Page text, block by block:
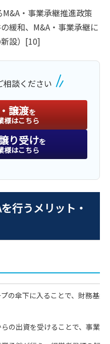
・事業承継推進政策
緩和、M&A・事業承継に
設）[10]
相談ください
譲渡を
様はこちら
り受けを
様はこちら
行うメリット・
の傘下に入ることで、財務基
の出資を受けることで、事業